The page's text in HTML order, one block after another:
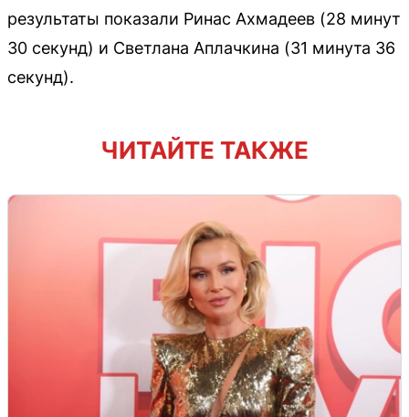
результаты показали Ринас Ахмадеев (28 минут
30 секунд) и Светлана Аплачкина (31 минута 36
секунд).
ЧИТАЙТЕ ТАКЖЕ